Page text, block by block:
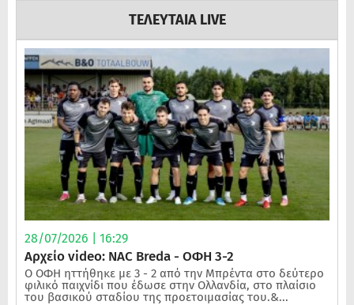
ΤΕΛΕΥΤΑΙΑ LIVE
28/07/2026 | 16:29
Αρχείο video: NAC Breda - ΟΦΗ 3-2
Ο ΟΦΗ ηττήθηκε με 3 - 2 από την Μπρέντα στο δεύτερο
φιλικό παιχνίδι που έδωσε στην Ολλανδία, στο πλαίσιο
του βασικού σταδίου της προετοιμασίας του.&...